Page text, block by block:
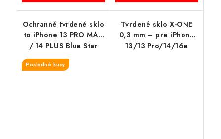
Ochranné tvrdené sklo
to iPhone 13 PRO MAX
/ 14 PLUS Blue Star
Posledné kusy
Tvrdené sklo X-ONE
0,3 mm – pre iPhone
13/13 Pro/14/16e